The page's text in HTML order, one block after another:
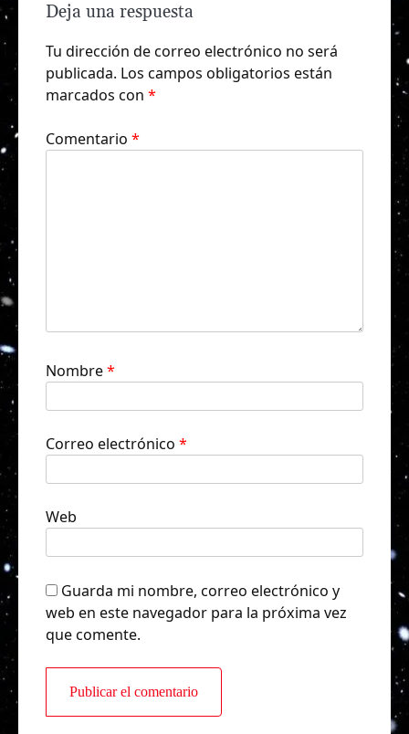
Deja una respuesta
Tu dirección de correo electrónico no será
publicada. Los campos obligatorios están
marcados con *
Comentario *
Nombre*
Correo electrónico *
Web
Guarda mi nombre, correo electrónico y
web en este navegador para la próxima vez
que comente.